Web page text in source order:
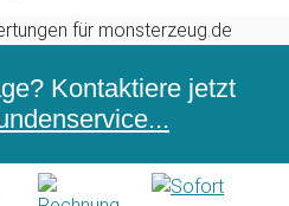
Kontaktiere jetzt